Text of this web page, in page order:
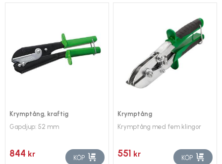
Krymptång, kraftig
Gapdjup: 52 mm
844 kr
KÖP
Krymptång
Krymptång med fem klingor
551 kr
KÖP